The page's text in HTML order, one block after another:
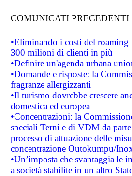
COMUNICATI PRECEDENTI
•Eliminando i costi del roaming
300 milioni di clienti in più
•Definire un'agenda urbana
•Domande e risposte: la
fragranze allergizzanti
•Il turismo dovrebbe crescere
domestica ed europea
•Concentrazioni: la
speciali Terni e di VDM da
processo di attuazione delle
concentrazione Outokumpu/
•Un’imposta che svantaggia le
a società stabilite in un altro